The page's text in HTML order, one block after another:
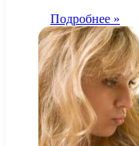
Подробнее »